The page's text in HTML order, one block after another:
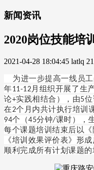
新闻资讯
2020岗位技能培
2021-04-28 18:04:45 latlq
为进一步提高一线员工
年11-12月组织开展了生
论+实践相结合），由5
在2个月内共计执行培训
94个（45分钟/课时），
每个课题培训结束后以
《培训效果评价表》形
顺利完成所有计划课题的